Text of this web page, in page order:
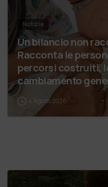
Notizie
Un bilancio non
Racconta le
percorsi costruiti,
4 Agosto 2026